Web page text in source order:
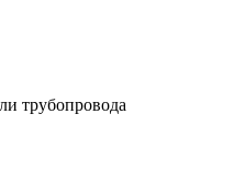
трубопровода